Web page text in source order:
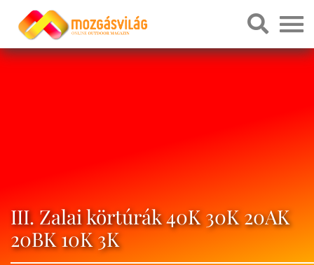
III. Zalai körtúrák 40K 30K 20AK
20BK 10K 3K